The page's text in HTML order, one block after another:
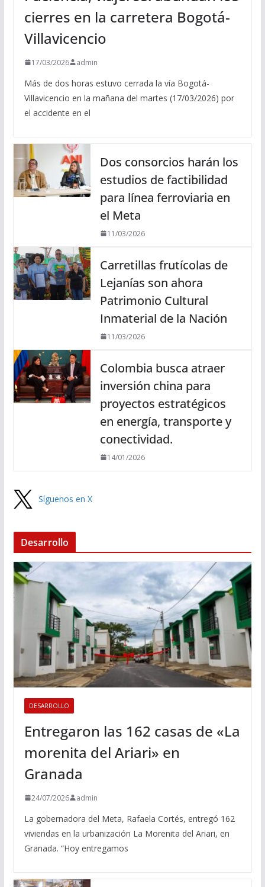
cierres en la carretera Bogotá-
Villavicencio
17/03/2026 admin
Más de dos horas estuvo cerrada la vía Bogotá-
Villavicencio en la mañana del martes (17/03/2026) por
el accidente en el
Dos consorcios harán los
estudios de factibilidad
para línea ferroviaria en
el Meta
11/03/2026
Carretillas frutícolas de
Lejanías son ahora
Patrimonio Cultural
Inmaterial de la Nación
11/03/2026
Colombia busca atraer
inversión china para
proyectos estratégicos
en energía, transporte y
conectividad.
14/01/2026
Síguenos en X
Desarrollo
DESARROLLO
Entregaron las 162 casas de «La
morenita del Ariari» en
Granada
24/07/2026 admin
La gobernadora del Meta, Rafaela Cortés, entregó 162
viviendas en la urbanización La Morenita del Ariari, en
Granada. “Hoy entregamos